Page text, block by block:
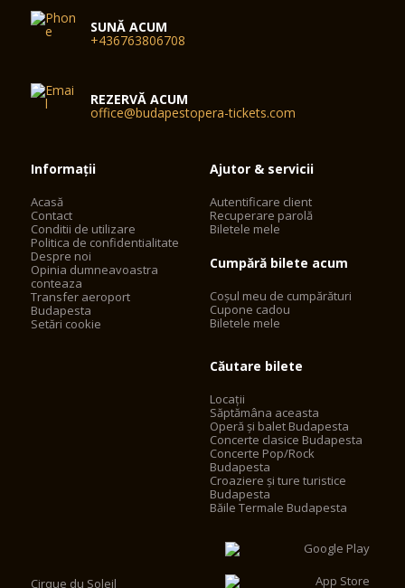
SUNĂ ACUM
+436763806708
REZERVĂ ACUM
office@budapestopera-tickets.com
Informații
Acasă
Contact
Conditii de utilizare
Politica de confidentialitate
Despre noi
Opinia dumneavoastra
conteaza
Transfer aeroport
Budapesta
Setări cookie
Ajutor & servicii
Autentificare client
Recuperare parolă
Biletele mele
Cumpără bilete acum
Coșul meu de cumpărături
Cupone cadou
Biletele mele
Căutare bilete
Locații
Săptămâna aceasta
Operă și balet Budapesta
Concerte clasice Budapesta
Concerte Pop/Rock
Budapesta
Croaziere și ture turistice
Budapesta
Băile Termale Budapesta
Cirque du Soleil